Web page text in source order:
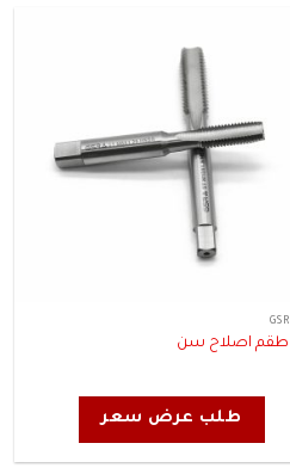
GSR
طقم اصلاح سن
طلب عرض سعر